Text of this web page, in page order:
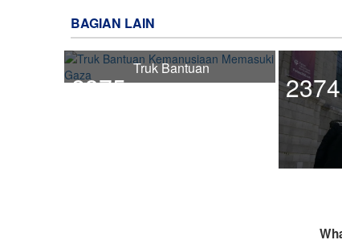
BAGIAN LAIN
2375
Truk Bantuan
Kemanusiaan
2374